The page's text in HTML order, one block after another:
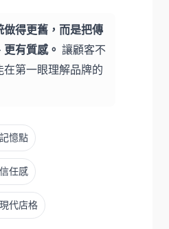
做得更舊，而是把傳
有質感。 讓顧客不
在第一眼理解品牌的
憶點
任感
代店格